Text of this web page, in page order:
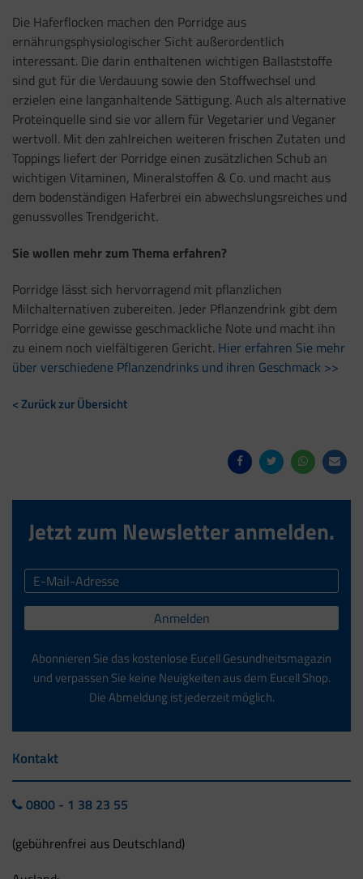
Die Haferflocken machen den Porridge aus
ernährungsphysiologischer Sicht außerordentlich
interessant. Die darin enthaltenen wichtigen Ballaststoffe
sind gut für die Verdauung sowie den Stoffwechsel und
erzielen eine langanhaltende Sättigung. Auch als alternative
Proteinquelle sind sie vor allem für Vegetarier und Veganer
wertvoll. Mit den zahlreichen weiteren frischen Zutaten und
Toppings liefert der Porridge einen zusätzlichen Schub an
wichtigen Vitaminen, Mineralstoffen & Co. und macht aus
dem bodenständigen Haferbrei ein abwechslungsreiches und
genussvolles Trendgericht.
Sie wollen mehr zum Thema erfahren?
Porridge lässt sich hervorragend mit pflanzlichen
Milchalternativen zubereiten. Jeder Pflanzendrink gibt dem
Porridge eine gewisse geschmackliche Note und macht ihn
zu einem noch vielfältigeren Gericht. Hier erfahren Sie mehr
über verschiedene Pflanzendrinks und ihren Geschmack >>
< Zurück zur Übersicht
Jetzt zum Newsletter anmelden.
Anmelden
Abonnieren Sie das kostenlose Eucell Gesundheitsmagazin
und verpassen Sie keine Neuigkeiten aus dem Eucell Shop.
Die Abmeldung ist jederzeit möglich.
Kontakt
0800 - 1 38 23 55
(gebührenfrei aus Deutschland)